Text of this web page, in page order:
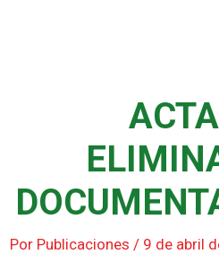
Por Publicaciones / 9 de abril